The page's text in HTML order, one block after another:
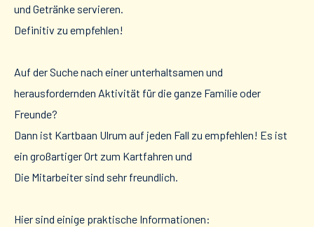
und Getränke servieren.
Definitiv zu empfehlen!
Auf der Suche nach einer unterhaltsamen und
herausfordernden Aktivität für die ganze Familie oder
Freunde?
Dann ist Kartbaan Ulrum auf jeden Fall zu empfehlen! Es ist
ein großartiger Ort zum Kartfahren und
Die Mitarbeiter sind sehr freundlich.
Hier sind einige praktische Informationen: